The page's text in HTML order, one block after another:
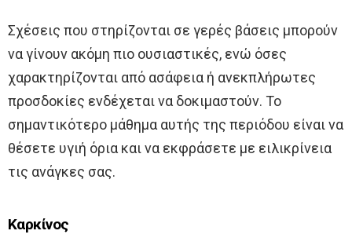
Σχέσεις που στηρίζονται σε γερές βάσεις μπορούν
να γίνουν ακόμη πιο ουσιαστικές, ενώ όσες
χαρακτηρίζονται από ασάφεια ή ανεκπλήρωτες
προσδοκίες ενδέχεται να δοκιμαστούν. Το
σημαντικότερο μάθημα αυτής της περιόδου είναι να
θέσετε υγιή όρια και να εκφράσετε με ειλικρίνεια
τις ανάγκες σας.
Καρκίνος